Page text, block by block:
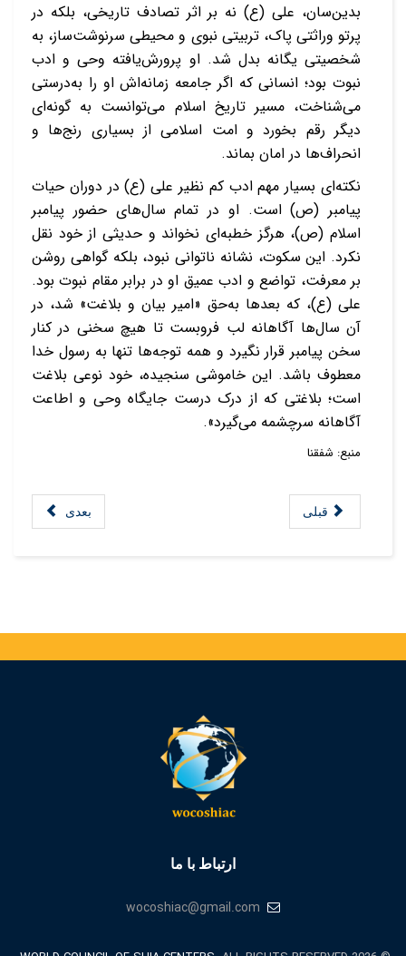
بدین‌سان، علی (ع) نه بر اثر تصادف تاریخی، بلکه در
پرتو وراثتی پاک، تربیتی نبوی و محیطی سرنوشت‌ساز، به
شخصیتی یگانه بدل شد. او پرورش‌یافته وحی و ادب
نبوت بود؛ انسانی که اگر جامعه زمانه‌اش او را به‌درستی
می‌شناخت، مسیر تاریخ اسلام می‌توانست به گونه‌ای
دیگر رقم بخورد و امت اسلامی از بسیاری رنج‌ها و
انحراف‌ها در امان بماند.
نکته‌ای بسیار مهم ادب کم‌ نظیر علی (ع) در دوران حیات
پیامبر (ص) است. او در تمام سال‌های حضور پیامبر
اسلام (ص)، هرگز خطبه‌ای نخواند و حدیثی از خود نقل
نکرد. این سکوت، نشانه ناتوانی نبود، بلکه گواهی روشن
بر معرفت، تواضع و ادب عمیق او در برابر مقام نبوت بود.
علی (ع)، که بعدها به‌حق «امیر بیان و بلاغت» شد، در
آن سال‌ها آگاهانه لب فروبست تا هیچ سخنی در کنار
سخن پیامبر قرار نگیرد و همه توجه‌ها تنها به رسول خدا
معطوف باشد. این خاموشی سنجیده، خود نوعی بلاغت
است؛ بلاغتی که از درک درست جایگاه وحی و اطاعت
آگاهانه سرچشمه می‌گیرد».
منبع: شفقنا
قبلی بعدی
ارتباط با ما
wocoshiac@gmail.com